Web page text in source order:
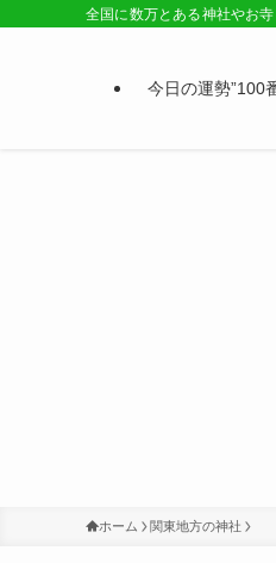
全国に数万とある神社やお
今日の運勢”100
ホーム 関東地方の神社